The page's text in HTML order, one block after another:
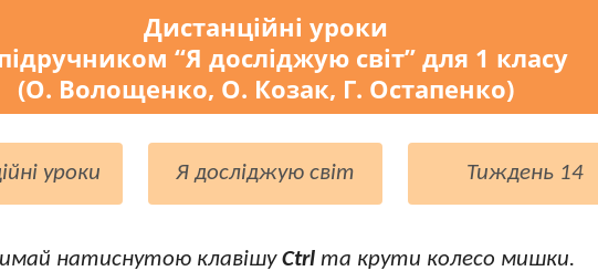
Дистанційні уроки
“Я досліджую світ” для 1 класу
(О. Волощенко, О. Козак, Г. Остапенко)
уроки Я досліджую світ Тиждень 14
натиснутою клавішуCtrl та крути колесо мишки.